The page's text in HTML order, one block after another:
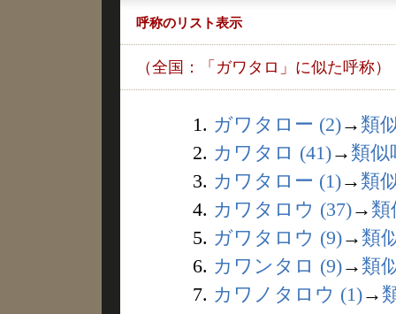
呼称のリスト表示
（全国：「ガワタロ」に似た呼称）
1. ガワタロー (2)→ 類
2. カワタロ (41)→ 類似
3. カワタロー (1)→ 類
4. カワタロウ (37)→ 類
5. ガワタロウ (9)→ 類
6. カワンタロ (9)→ 類
7. カワノタロウ (1)→